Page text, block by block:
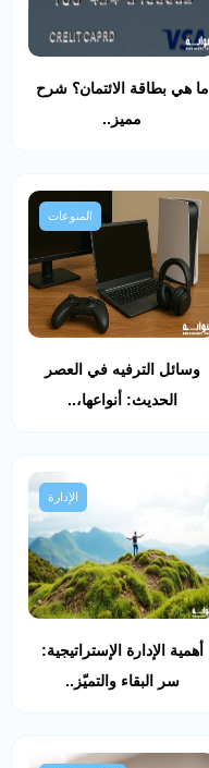
ما هي بطاقة الائتمان؟ شرح
مميز..
المنوعات
وسائل الترفيه في العصر
الحديث: أنواعها،..
الإدارة
أهمية الإدارة الإستراتيجية:
سر البقاء والتميّز..